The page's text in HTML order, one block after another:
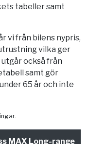
tabeller samt
vi från bilens nypris,
vilka ger
också från
samt gör
65 år och inte
MAX Long-range